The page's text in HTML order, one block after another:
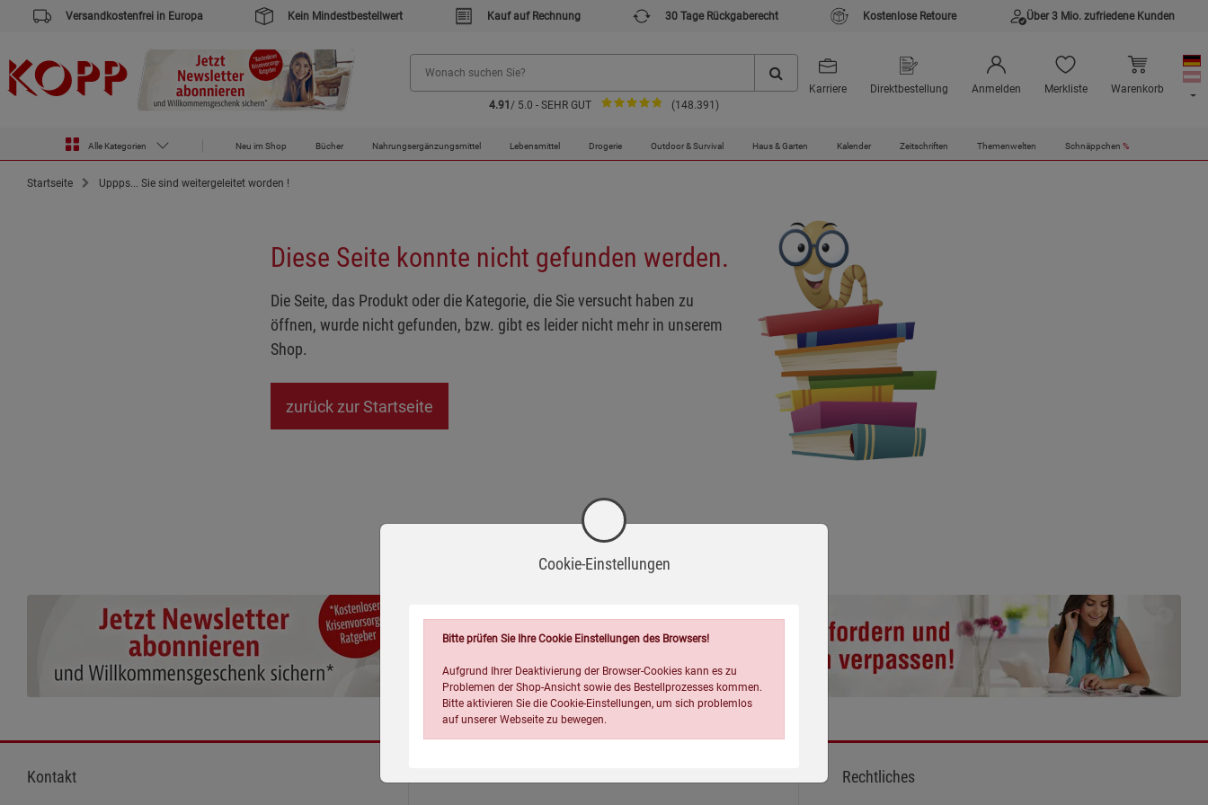
Versandkostenfrei in Europa Kein Mindestbestellwert Kauf auf Rechnung 30 Tage Rückgaberecht Kostenlose Retoure Über 3 Mio. zufriedene Kunden
4.91 / 5.0 - SEHR GUT (148.391)
Karriere Direktbestellung Anmelden Merkliste Warenkorb
Alle Kategorien Neu im Shop Bücher Nahrungsergänzungsmittel Lebensmittel Drogerie Outdoor & Survival Haus & Garten Kalender Zeitschriften Themenwelten Schnäppchen %
Startseite Uppps... Sie sind weitergeleitet worden !
Diese Seite konnte nicht gefunden werden.
Die Seite, das Produkt oder die Kategorie, die Sie versucht haben zu
öffnen, wurde nicht gefunden, bzw. gibt es leider nicht mehr in unserem
Shop.
zurück zur Startseite
Kontakt Rechtliches
Cookie-Einstellungen
Bitte prüfen Sie Ihre Cookie Einstellungen des Browsers!
Aufgrund Ihrer Deaktivierung der Browser-Cookies kann es zu
Problemen der Shop-Ansicht sowie des Bestellprozesses kommen.
Bitte aktivieren Sie die Cookie-Einstellungen, um sich problemlos
auf unserer Webseite zu bewegen.